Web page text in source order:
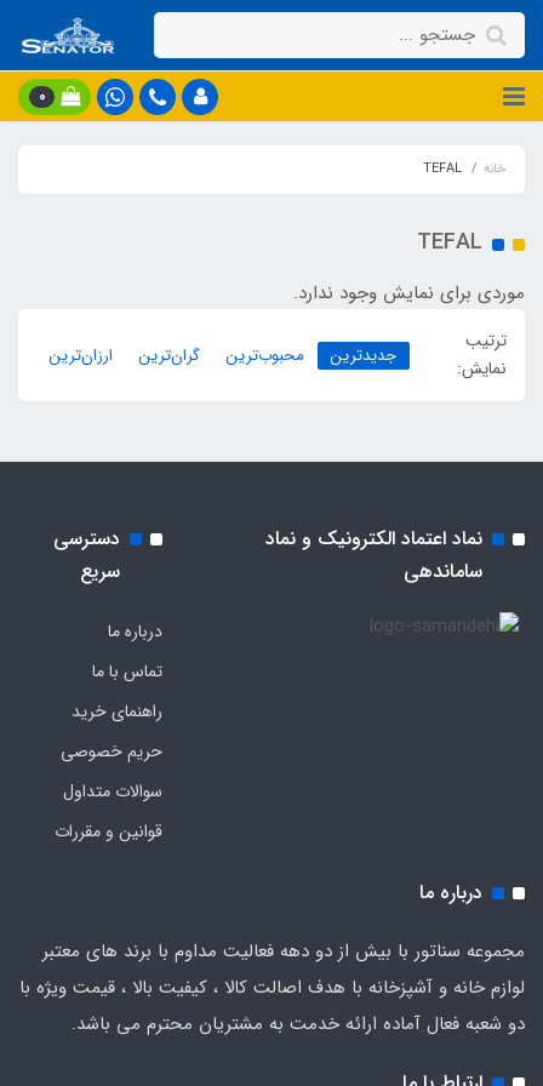
0
خانه TEFAL
TEFAL
موردی برای نمایش وجود ندارد.
ترتیب
نمایش:
جدیدترین محبوب‌ترین گران‌ترین ارزان‌ترین
نماد اعتماد الکترونیک و نماد
ساماندهی
دسترسی
سریع
درباره ما
تماس با ما
راهنمای خرید
حریم خصوصی
سوالات متداول
قوانین و مقررات
درباره ما
مجموعه سناتور با بیش از دو دهه فعالیت مداوم با برند های معتبر
لوازم خانه و آشپزخانه با هدف اصالت کالا ، کیفیت بالا ، قیمت ویژه با
دو شعبه فعال آماده ارائه خدمت به مشتریان محترم می باشد.